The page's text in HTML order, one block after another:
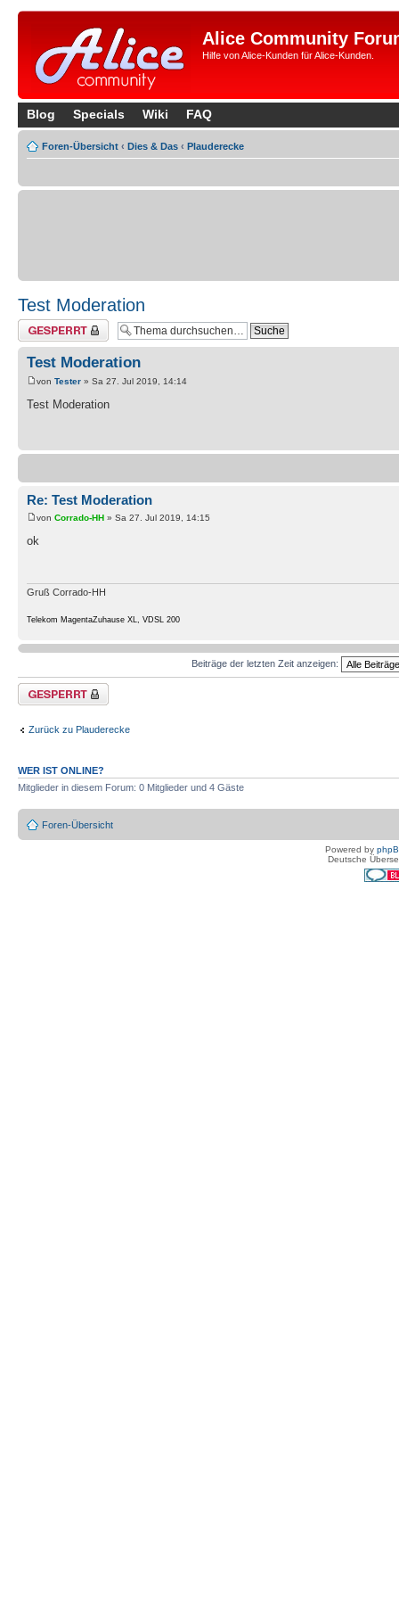
Alice Community
Hilfe von Alice-Kunden für Alice-Kunden.
Blog Specials Wiki FAQ
Foren-Übersicht ‹ Dies & Das ‹ Plauderecke
Test Moderation
Thema gesperrt
Test Moderation
von Tester » Sa 27. Jul 2019, 14:14
Test Moderation
Re: Test Moderation
von Corrado-HH » Sa 27. Jul 2019, 14:15
ok
Gruß Corrado-HH
Telekom MagentaZuhause XL, VDSL 200
Beiträge der letzten Zeit anzeigen:
Thema gesperrt
Zurück zu Plauderecke
WER IST ONLINE?
Mitglieder in diesem Forum: 0 Mitglieder und 4 Gäste
Foren-Übersicht
Powered by
Deutsche